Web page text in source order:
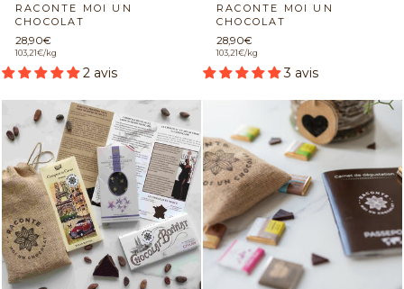
RACONTE MOI UN
CHOCOLAT
28,90€
103,21€/kg
2 avis
RACONTE MOI UN
CHOCOLAT
28,90€
103,21€/kg
3 avis